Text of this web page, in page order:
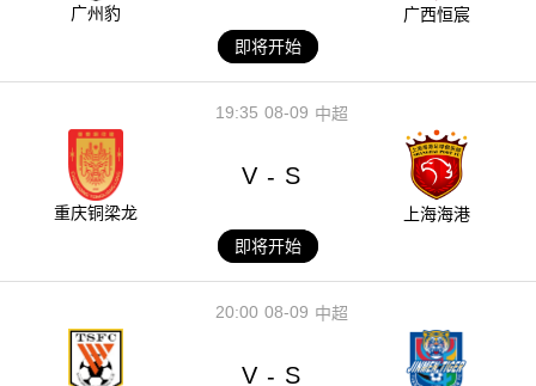
广州豹
广西恒宸
即将开始
08-09
19:35 中超
重庆铜梁龙
V - S
上海海港
即将开始
08-09
20:00 中超
V - S